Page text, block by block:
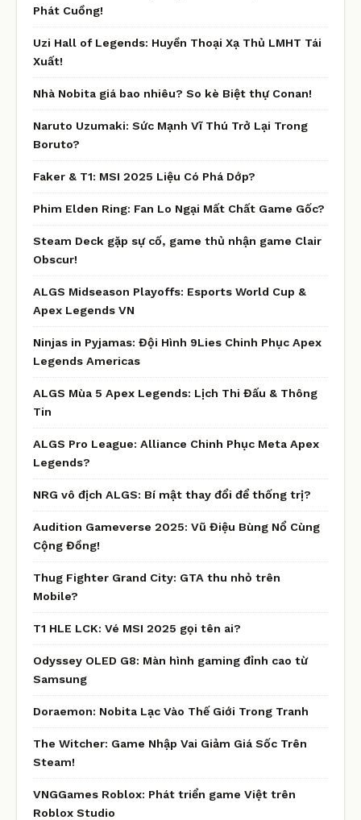
Phát Cuồng!
Uzi Hall of Legends: Huyền Thoại Xạ Thủ LMHT Tái
Xuất!
Nhà Nobita giá bao nhiêu? So kè Biệt thự Conan!
Naruto Uzumaki: Sức Mạnh Vĩ Thú Trở Lại Trong
Boruto?
Faker & T1: MSI 2025 Liệu Có Phá Dớp?
Phim Elden Ring: Fan Lo Ngại Mất Chất Game Gốc?
Steam Deck gặp sự cố, game thủ nhận game Clair
Obscur!
ALGS Midseason Playoffs: Esports World Cup &
Apex Legends VN
Ninjas in Pyjamas: Đội Hình 9Lies Chinh Phục Apex
Legends Americas
ALGS Mùa 5 Apex Legends: Lịch Thi Đấu & Thông
Tin
ALGS Pro League: Alliance Chinh Phục Meta Apex
Legends?
NRG vô địch ALGS: Bí mật thay đổi để thống trị?
Audition Gameverse 2025: Vũ Điệu Bùng Nổ Cùng
Cộng Đồng!
Thug Fighter Grand City: GTA thu nhỏ trên
Mobile?
T1 HLE LCK: Vé MSI 2025 gọi tên ai?
Odyssey OLED G8: Màn hình gaming đỉnh cao từ
Samsung
Doraemon: Nobita Lạc Vào Thế Giới Trong Tranh
The Witcher: Game Nhập Vai Giảm Giá Sốc Trên
Steam!
VNGGames Roblox: Phát triển game Việt trên
Roblox Studio